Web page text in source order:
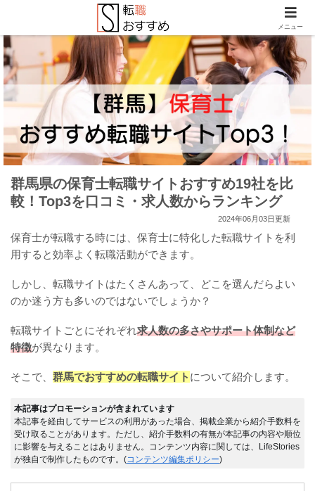
群馬県の保育士転職サイトおすすめ19社を比
較！Top3を口コミ・求人数からランキング
2024年06月03日更新
保育士が転職する時には、保育士に特化した転職サイトを利
用すると効率よく転職活動ができます。
しかし、転職サイトはたくさんあって、どこを選んだらよい
のか迷う方も多いのではないでしょうか？
転職サイトごとにそれぞれ求人数の多さやサポート体制など
特徴が異なります。
そこで、 群馬でおすすめの転職サイト について紹介します。
本記事はプロモーションが含まれています
本記事を経由してサービスの利用があった場合、掲載企業から紹介手数料を
受け取ることがあります。ただし、紹介手数料の有無が本記事の内容や順位
に影響を与えることはありません。コンテンツ内容に関しては、LifeStories
が独自で制作したものです。(コンテンツ編集ポリシー)
メニュー